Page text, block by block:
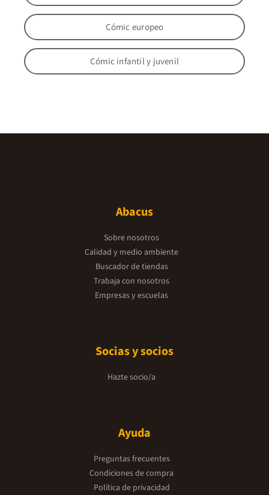
Cómic europeo
Cómic infantil y juvenil
Abacus
Sobre nosotros
Calidad y medio ambiente
Buscador de tiendas
Trabaja con nosotros
Empresas y escuelas
Socias y socios
Hazte socio/a
Ayuda
Preguntas frecuentes
Condiciones de compra
Política de privacidad